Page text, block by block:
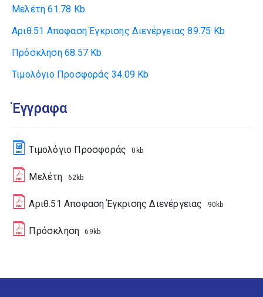
Μελέτη 61.78 Kb
Αριθ.51 Αποφαση Έγκρισης Διενέργειας 89.75 Kb
Πρόσκληση68.57 Kb
Τιμολόγιο Προσφοράς 34.09 Kb
Έγγραφα
Τιμολόγιο Προσφοράς 0kb
Μελέτη 62kb
Αριθ.51 Αποφαση Έγκρισης Διενέργειας 90kb
Πρόσκληση 69kb